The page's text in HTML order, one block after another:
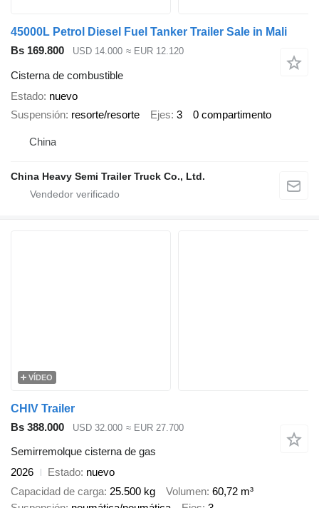
45000L Petrol Diesel Fuel Tanker Trailer Sale in Mali
Bs 169.800
USD 14.000 ≈ EUR 12.120
Cisterna de combustible
Estado nuevo
Suspensión resorte/resorte Ejes 3 0 compartimento
China
China Heavy Semi Trailer Truck Co., Ltd.
VÍDEO
CHIV Trailer
Bs 388.000
USD 32.000 ≈ EUR 27.700
Semirremolque cisterna de gas
2026
Estado nuevo
Capacidad de carga 25.500 kg Volumen 60,72 m³